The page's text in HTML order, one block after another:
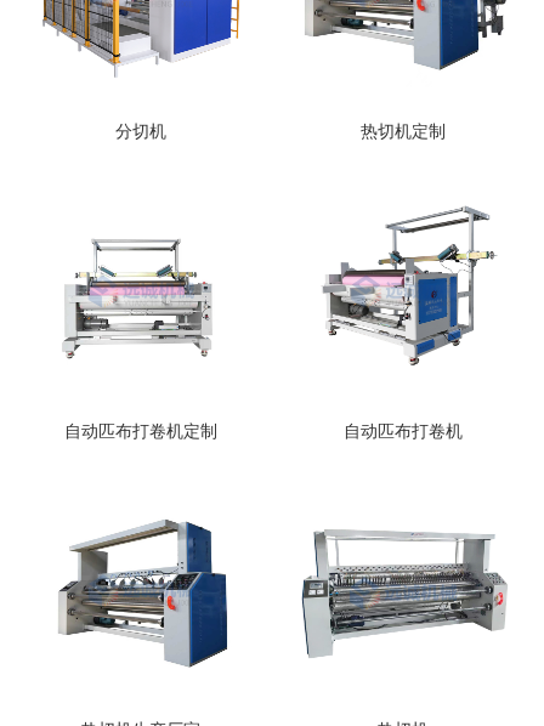
​分切机 热切机定制
自动匹布打卷机定制 自动匹布打卷机